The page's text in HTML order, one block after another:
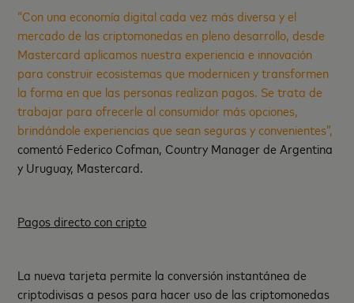
“Con una economía digital cada vez más diversa y el
mercado de las criptomonedas en pleno desarrollo, desde
Mastercard aplicamos nuestra experiencia e innovación
para construir ecosistemas que modernicen y transformen
la forma en que las personas realizan pagos. Se trata de
trabajar para ofrecerle al consumidor más opciones,
brindándole experiencias que sean seguras y convenientes”,
comentó Federico Cofman, Country Manager de Argentina
y Uruguay, Mastercard.
Pagos directo con cripto
La nueva tarjeta permite la conversión instantánea de
criptodivisas a pesos para hacer uso de las criptomonedas